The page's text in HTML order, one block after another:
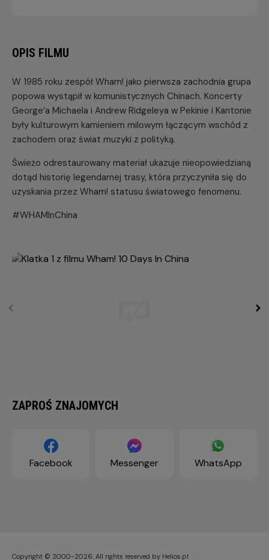
OPIS FILMU
W 1985 roku zespół Wham! jako pierwsza zachodnia grupa
popowa wystąpił w komunistycznych Chinach. Koncerty
George’a Michaela i Andrew Ridgeleya w Pekinie i Kantonie
były kulturowym kamieniem milowym łączącym wschód z
zachodem oraz świat muzyki z polityką.
Świeżo odrestaurowany materiał ukazuje nieopowiedzianą
dotąd historię legendarnej trasy, która przyczyniła się do
uzyskania przez Wham! statusu światowego fenomenu.
#WHAMInChina
ZAPROŚ ZNAJOMYCH
Facebook Messenger WhatsApp
Copyright © 2000-2026. All rights reserved by Helios.pl